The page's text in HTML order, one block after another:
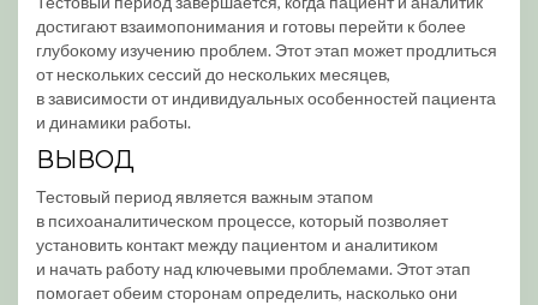
достигают взаимопонимания и готовы перейти к более
глубокому изучению проблем. Этот этап может продлиться
от нескольких сессий до нескольких месяцев,
в зависимости от индивидуальных особенностей пациента
и динамики работы.
ВЫВОД
Тестовый период является важным этапом
в психоаналитическом процессе, который позволяет
установить контакт между пациентом и аналитиком
и начать работу над ключевыми проблемами. Этот этап
помогает обеим сторонам определить, насколько они